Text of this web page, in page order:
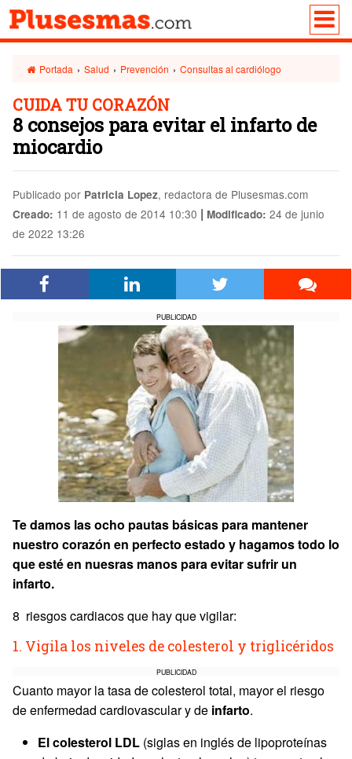
Portada › Salud › Prevención › Consultas al cardiólogo
CUIDA TU CORAZÓN
8 consejos para evitar el infarto de
miocardio
Publicado por Patricia Lopez, redactora de Plusesmas.com
Creado: 11 de agosto de 2014 10:30 | Modificado: 24 de junio
de 2022 13:26
PUBLICIDAD
Te damos las ocho pautas básicas para mantener
nuestro corazón en perfecto estado y hagamos todo lo
que esté en nuesras manos para evitar sufrir un
infarto.
8 riesgos cardiacos que hay que vigilar:
1. Vigila los niveles de colesterol y triglicéridos
PUBLICIDAD
Cuanto mayor la tasa de colesterol total, mayor el riesgo
de enfermedad cardiovascular y de infarto.
El colesterol LDL (siglas en inglés de lipoproteínas